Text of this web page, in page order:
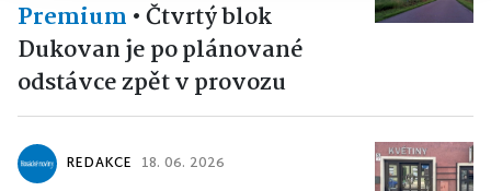
Premium •Čtvrtý blok
Dukovan je po plánované
odstávce zpět v provozu
REDAKCE 18. 06. 2026